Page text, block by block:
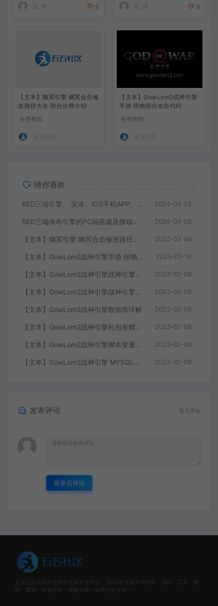
思, 维 5 思, 维 5
【文本】幽冥引擎 幽冥合击修
改路径大全 部分注释介绍
各类教程
五五社区
【文本】GowLom2战神引擎
手游 怪物部分攻击代码
各类教程
五五社区
猜你喜欢
RED三端引擎、 安卓、IOS手机APP、列表修改、及微端的搭建方法-特约制作 2024-03-02
RED三端传奇引擎的PC端搭建及微端服务器搭建教程 2024-03-02
【文本】幽冥引擎 幽冥合击修改路径大全 部分注释介绍 2023-03-04
【文本】GowLom2战神引擎手游 怪物部分攻击代码 2023-02-16
【文本】GowLom2战神引擎战神引擎复古传奇 玩家属性 2023-02-08
【文本】GowLom2战神引擎战神引擎DB表mir库 详细介绍 2023-02-08
【文本】GowLom2战神引擎数据库详解 2023-02-08
【文本】GowLom2战神引擎礼包有赠字修改掉 可以丢弃 2023-02-08
【文本】GowLom2战神引擎脚本变量大全 2023-02-08
【文本】GowLom2战神引擎 MYSQL安装时出现问题（The service already exists） 2023-02-08
发表评论 暂无评论
登录后评论
五五社区是国内优秀的资源共享平台， 超10年资源共享经验，源码、工具、教
程、素材、应有尽有，感谢大家一如既往的支持！